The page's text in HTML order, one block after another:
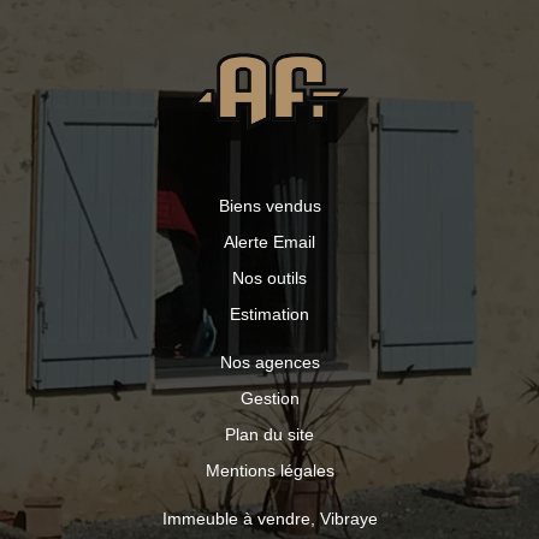
aluminium double vitrage Volets roulants centralisés
Assainissement collectif (tout-à-l'égout) Adoucisseur
projet nécessitant des espaces annexes.
Biens vendus
Alerte Email
Nos outils
Estimation
Nos agences
Gestion
Plan du site
Mentions légales
Immeuble à vendre, Vibraye